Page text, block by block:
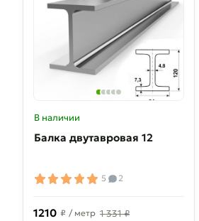
В наличии
Балка двутавровая 12
5 2
1210 ₽ / метр 1 331 ₽